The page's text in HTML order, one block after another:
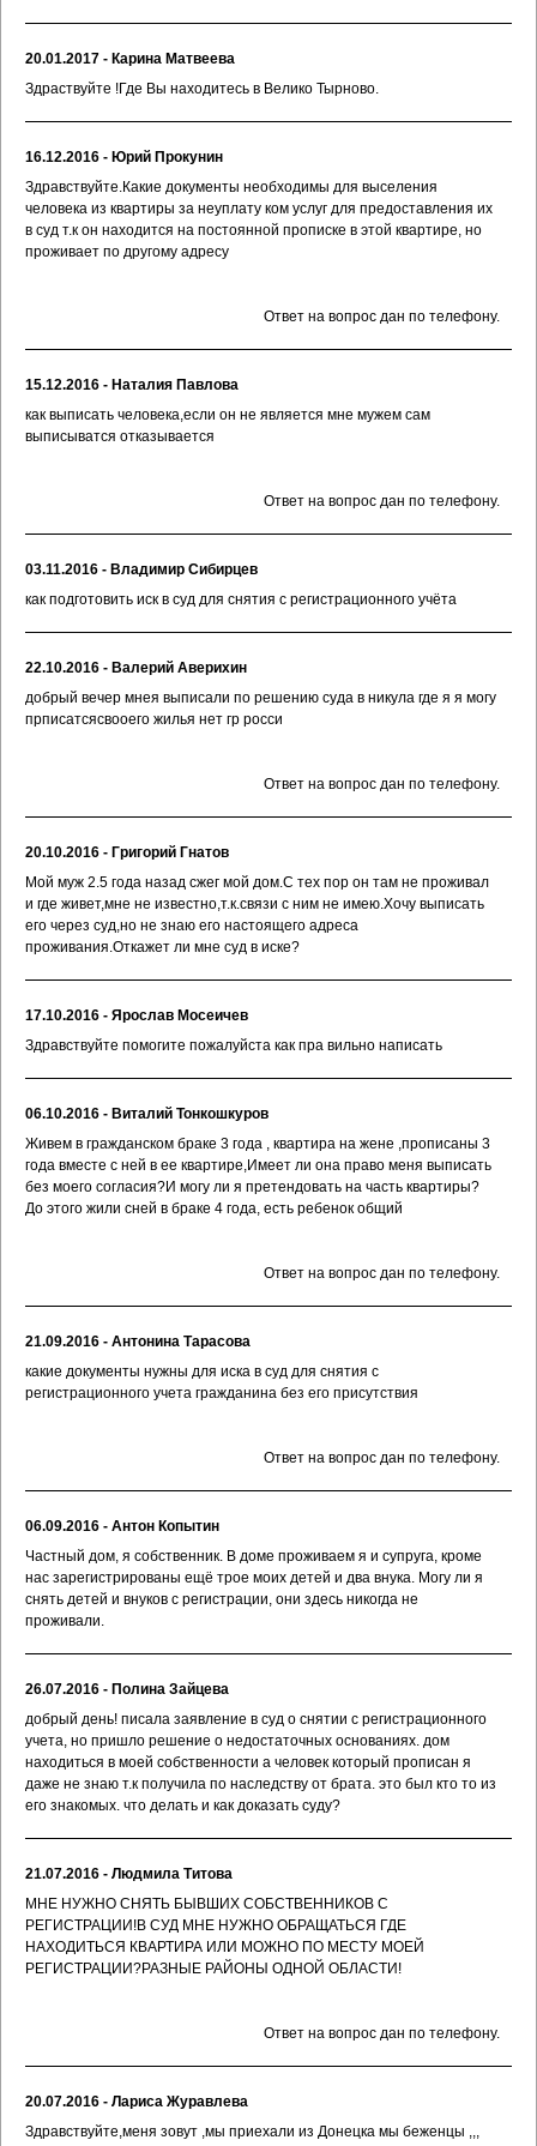
20.01.2017 - Карина Матвеева
Здраствуйте !Где Вы находитесь в Велико Тырново.
16.12.2016 - Юрий Прокунин
Здравствуйте.Какие документы необходимы для выселения
человека из квартиры за неуплату ком услуг для предоставления их
в суд т.к он находится на постоянной прописке в этой квартире, но
проживает по другому адресу
Ответ на вопрос дан по телефону.
15.12.2016 - Наталия Павлова
как выписать человека,если он не является мне мужем сам
выписыватся отказывается
Ответ на вопрос дан по телефону.
03.11.2016 - Владимир Сибирцев
как подготовить иск в суд для снятия с регистрационного учёта
22.10.2016 - Валерий Аверихин
добрый вечер мнея выписали по решению суда в никула где я я могу
прписатсясвооего жилья нет гр росси
Ответ на вопрос дан по телефону.
20.10.2016 - Григорий Гнатов
Мой муж 2.5 года назад сжег мой дом.С тех пор он там не проживал
и где живет,мне не известно,т.к.связи с ним не имею.Хочу выписать
его через суд,но не знаю его настоящего адреса
проживания.Откажет ли мне суд в иске?
17.10.2016 - Ярослав Мосеичев
Здравствуйте помогите пожалуйста как пра вильно написать
06.10.2016 - Виталий Тонкошкуров
Живем в гражданском браке 3 года , квартира на жене ,прописаны 3
года вместе с ней в ее квартире,Имеет ли она право меня выписать
без моего согласия?И могу ли я претендовать на часть квартиры?
До этого жили сней в браке 4 года, есть ребенок общий
Ответ на вопрос дан по телефону.
21.09.2016 - Антонина Тарасова
какие документы нужны для иска в суд для снятия с
регистрационного учета гражданина без его присутствия
Ответ на вопрос дан по телефону.
06.09.2016 - Антон Копытин
Частный дом, я собственник. В доме проживаем я и супруга, кроме
нас зарегистрированы ещё трое моих детей и два внука. Могу ли я
снять детей и внуков с регистрации, они здесь никогда не
проживали.
26.07.2016 - Полина Зайцева
добрый день! писала заявление в суд о снятии с регистрационного
учета, но пришло решение о недостаточных основаниях. дом
находиться в моей собственности а человек который прописан я
даже не знаю т.к получила по наследству от брата. это был кто то из
его знакомых. что делать и как доказать суду?
21.07.2016 - Людмила Титова
МНЕ НУЖНО СНЯТЬ БЫВШИХ СОБСТВЕННИКОВ С
РЕГИСТРАЦИИ!В СУД МНЕ НУЖНО ОБРАЩАТЬСЯ ГДЕ
НАХОДИТЬСЯ КВАРТИРА ИЛИ МОЖНО ПО МЕСТУ МОЕЙ
РЕГИСТРАЦИИ?РАЗНЫЕ РАЙОНЫ ОДНОЙ ОБЛАСТИ!
Ответ на вопрос дан по телефону.
20.07.2016 - Лариса Журавлева
Здравствуйте,меня зовут ,мы приехали из Донецка мы беженцы ,,,